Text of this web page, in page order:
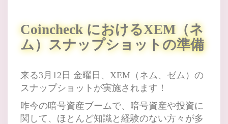
Coincheck におけるXEM（ネ
ム）スナップショットの準備
来る3月12日 金曜日、XEM（ネム、ゼム）の
スナップショットが実施されます！
昨今の暗号資産ブームで、暗号資産や投資に
関して、ほとんど知識と経験のない方々が多